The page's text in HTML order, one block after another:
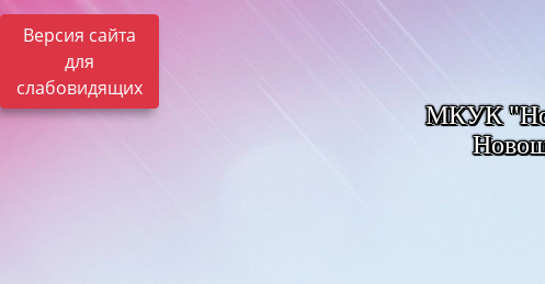
Версия сайта
для
слабовидящих
МКУК